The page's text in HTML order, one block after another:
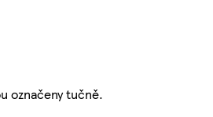
označeny tučně.